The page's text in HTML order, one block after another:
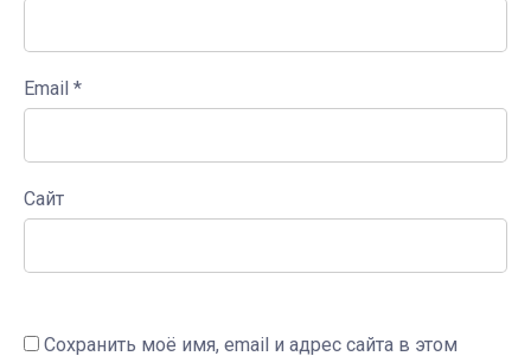
Email *
Сайт
Сохранить моё имя, email и адрес сайта в этом